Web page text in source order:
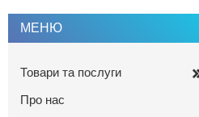
Товари та послуги
Про нас